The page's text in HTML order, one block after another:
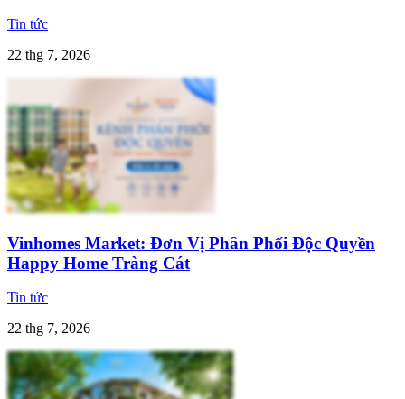
Tin tức
22 thg 7, 2026
Vinhomes Market: Đơn Vị Phân Phối Độc Quyền
Happy Home Tràng Cát
Tin tức
22 thg 7, 2026